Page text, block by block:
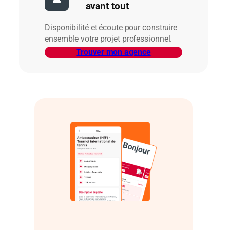
avant tout
Disponibilité et écoute pour construire
ensemble votre projet professionnel.
Trouver mon agence